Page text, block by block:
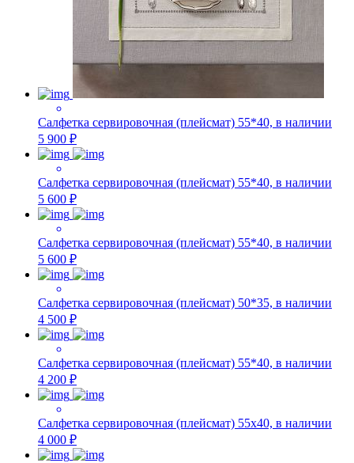
Салфетка сервировочная (плейсмат) 55*40, в наличии
5 900 ₽
Салфетка сервировочная (плейсмат) 55*40, в наличии
5 600 ₽
Салфетка сервировочная (плейсмат) 55*40, в наличии
5 600 ₽
Салфетка сервировочная (плейсмат) 50*35, в наличии
4 500 ₽
Салфетка сервировочная (плейсмат) 55*40, в наличии
4 200 ₽
Салфетка сервировочная (плейсмат) 55х40, в наличии
4 000 ₽